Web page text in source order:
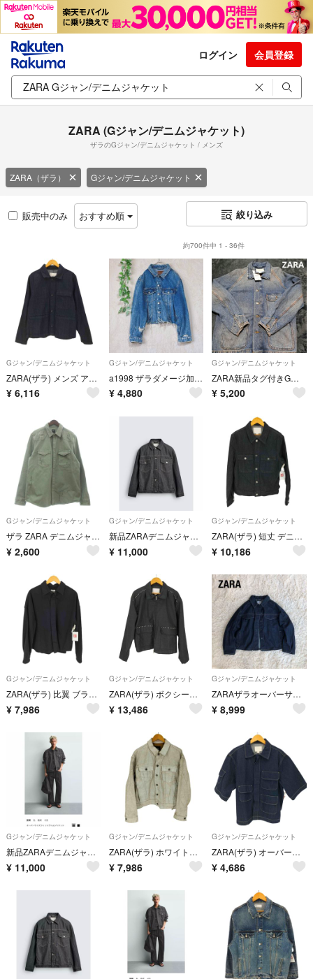
ログイン 会員登録
ZARA (Gジャン/デニムジャケット)
ザラのGジャン/デニムジャケット / メンズ
ZARA（ザラ） Gジャン/デニムジャケット
販売中のみ おすすめ順 絞り込み
約700件中 1 - 36件
Gジャン/デニムジャケット
ZARA(ザラ) メンズ アウター ジャケット
¥ 6,116
Gジャン/デニムジャケット
a1998 ザラダメージ加工クロップド デニムジャケットヴィンテージライク M
¥ 4,880
Gジャン/デニムジャケット
ZARA新品タグ付きGジャン
¥ 5,200
Gジャン/デニムジャケット
ザラ ZARA デニムジャケット Gジャン 長袖 ダメージ加工 緑 L
¥ 2,600
Gジャン/デニムジャケット
新品ZARAデニムジャケット
¥ 11,000
Gジャン/デニムジャケット
ZARA(ザラ) 短丈 デニムジャケット メンズ アウター ジャケット
¥ 10,186
Gジャン/デニムジャケット
ZARA(ザラ) 比翼 ブラックデニム ブルゾン メンズ アウター ジャケット
¥ 7,986
Gジャン/デニムジャケット
ZARA(ザラ) ボクシーフィットスタッズジャケット メンズ アウター
¥ 13,486
Gジャン/デニムジャケット
ZARAザラオーバーサイズ濃紺デニムジャケット2XL
¥ 8,999
Gジャン/デニムジャケット
新品ZARAデニムジャケット
¥ 11,000
Gジャン/デニムジャケット
ZARA(ザラ) ホワイトウォッシュ加工 デニムジャケット メンズ アウター
¥ 7,986
Gジャン/デニムジャケット
ZARA(ザラ) オーバーサイズデニムジャケット メンズ アウター ジャケット
¥ 4,686